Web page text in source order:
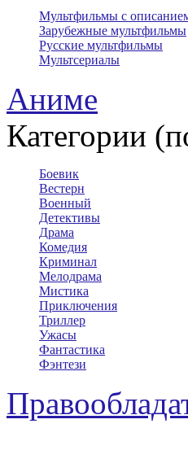
Мультфильмы с
Зарубежные мультфильмы
Русские мультфильмы
Мультсериалы
Аниме
Категории
Боевик
Вестерн
Военный
Детективы
Драма
Комедия
Криминал
Мелодрама
Мистика
Приключения
Триллер
Ужасы
Фантастика
Фэнтези